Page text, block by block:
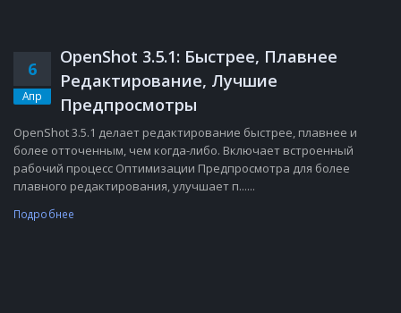
6
Апр
OpenShot 3.5.1: Быстрее, Плавнее
Редактирование, Лучшие
Предпросмотры
OpenShot 3.5.1 делает редактирование быстрее, плавнее и
более отточенным, чем когда-либо. Включает встроенный
рабочий процесс Оптимизации Предпросмотра для более
плавного редактирования, улучшает п......
Подробнее